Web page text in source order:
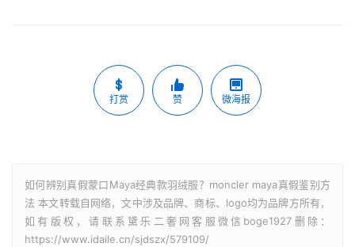
打赏 赞 微海报
如何辨别真假蒙口Maya经典款羽绒服？moncler maya真假鉴别方
法 本文转载自网络，文中涉及品牌、商标、logo均为品牌方所有，
如有版权，请联系黛乐二奢网客服微信boge1927删除：
https://www.idaile.cn/sjdszx/579109/